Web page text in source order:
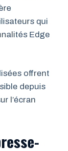
qui
Edge
offrent
depuis
l’écran